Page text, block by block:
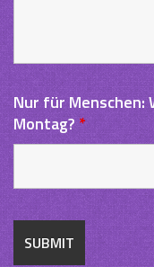
Nur für Menschen:
Montag? *